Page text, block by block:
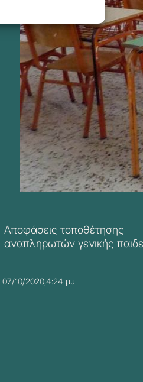
Αποφάσεις τοποθέτησης
αναπληρωτών γενικής
ΕΕΠ
07/10/2020,4:24 μμ